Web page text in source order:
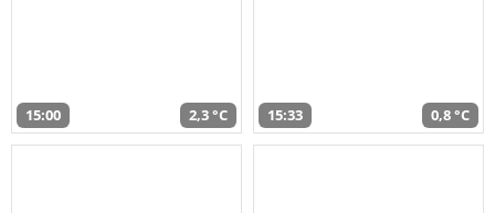
15:00 2,3 °C 15:33 0,8 °C